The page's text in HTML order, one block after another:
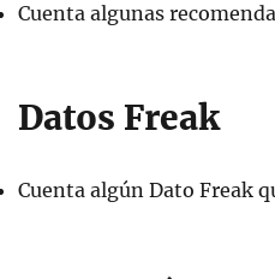
Cuenta algunas
Datos Freak
Cuenta algún Dato Freak